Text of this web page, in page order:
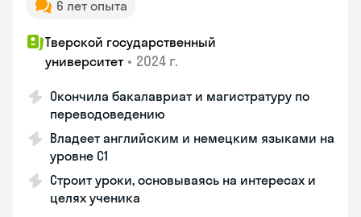
6 лет опыта
Тверской государственный
университет • 2024 г.
Окончила бакалавриат и магистратуру по
переводоведению
Владеет английским и немецким языками на
уровне C1
Строит уроки, основываясь на интересах и
целях ученика